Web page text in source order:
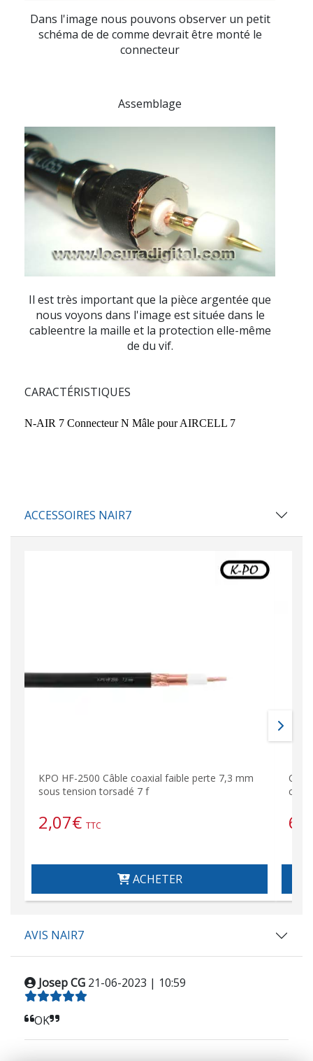
Dans l'image nous pouvons observer un petit
schéma de de comme devrait être monté le
connecteur
Assemblage
Il est très important que la pièce argentée que
nous voyons dans l'image est située dans le
cableentre la maille et la protection elle-même
de du vif.
CARACTÉRISTIQUES
N-AIR 7 Connecteur N Mâle pour AIRCELL 7
ACCESSOIRES NAIR7
KPO HF-2500 Câble coaxial faible perte 7,3 mm
sous tension torsadé 7 f
2,07€ TTC
ACHETER
AVIS NAIR7
Josep CG 21-06-2023 | 10:59
OK